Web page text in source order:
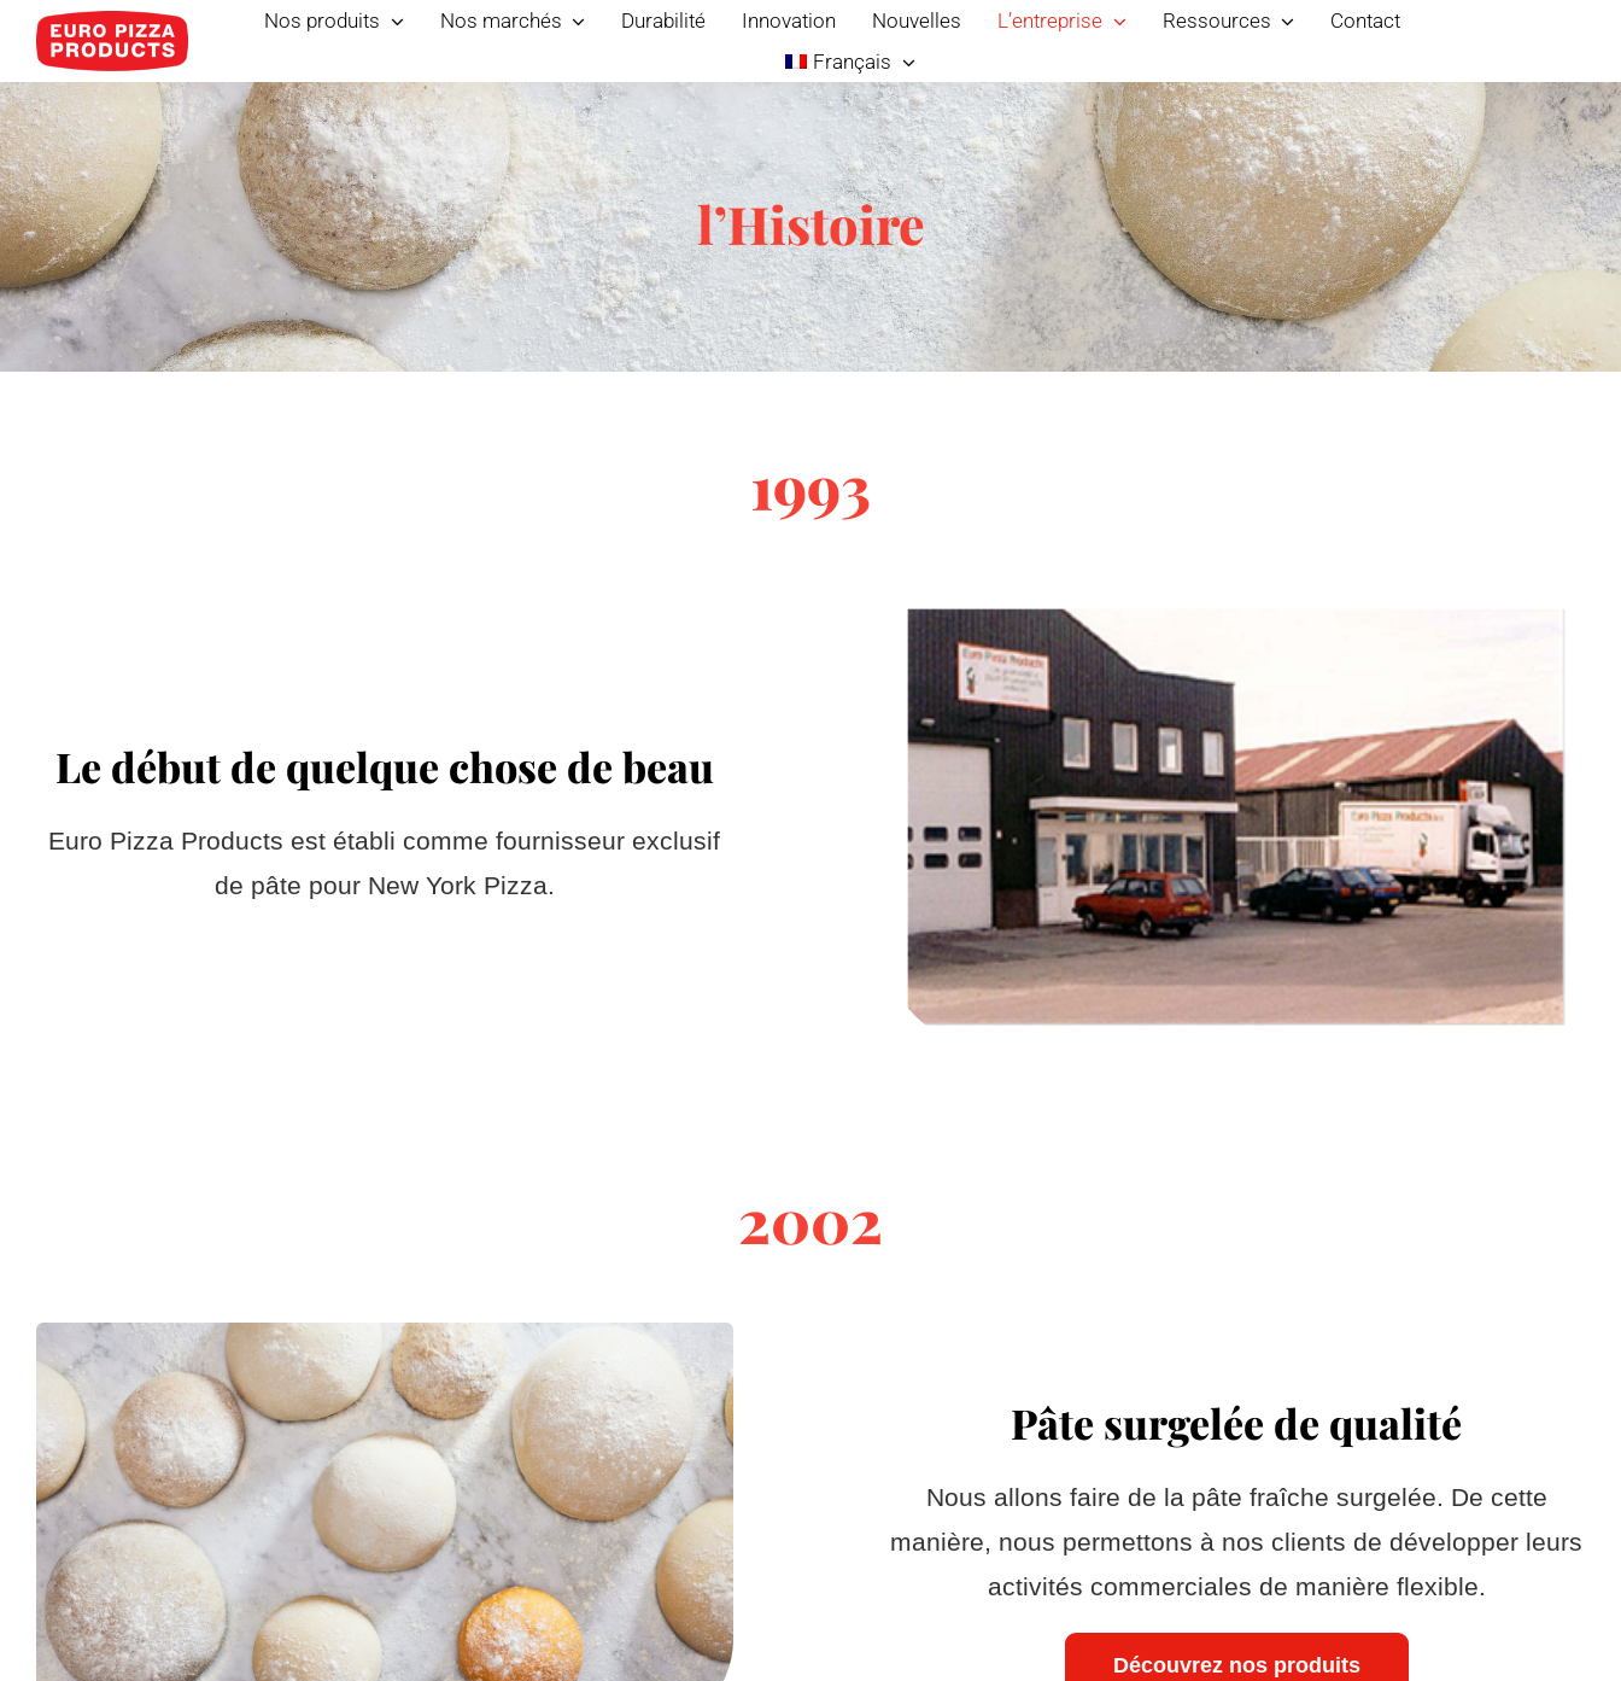
Skip
content
Nos produits Nos marchés Durabilité Innovation Nouvelles L’entreprise Ressources
Contact
Français
l’Histoire
1993
Le début de quelque chose de beau
Euro Pizza Products est établi comme fournisseur exclusif
de pâte pour New York Pizza.
2002
Pâte surgelée de qualité
Nous allons faire de la pâte fraîche surgelée. De cette
manière, nous permettons à nos clients de développer leurs
activités commerciales de manière flexible.
Découvrez nos produits